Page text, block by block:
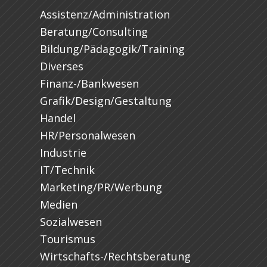
Assistenz/Administration
Beratung/Consulting
Bildung/Pädagogik/Training
Diverses
Finanz-/Bankwesen
Grafik/Design/Gestaltung
Handel
HR/Personalwesen
Industrie
IT/Technik
Marketing/PR/Werbung
Medien
Sozialwesen
Tourismus
Wirtschafts-/Rechtsberatung